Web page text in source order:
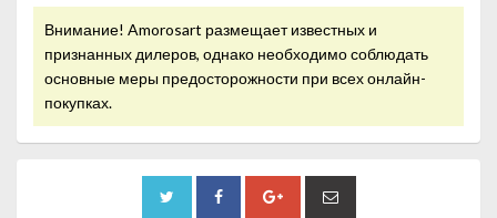
Внимание! Amorosart размещает известных и
признанных дилеров, однако необходимо соблюдать
основные меры предосторожности при всех онлайн-
покупках.